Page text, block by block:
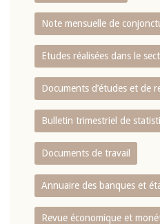
Note mensuelle de
Etudes réalisées dans le
Documents d’études et de
Bulletin trimestriel de
Documents de travail
Annuaire des banques et
Revue économique et